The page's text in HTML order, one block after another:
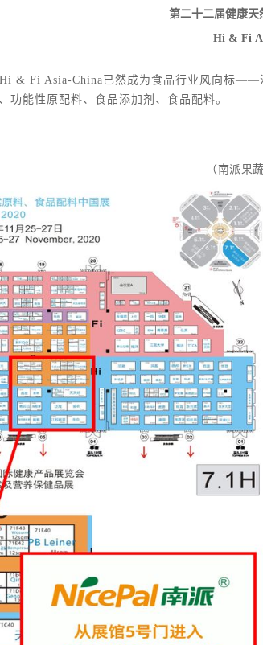
第二十二届健康天
Hi & Fi
& Fi Asia-China已然成为食品行业风向标
功能性原配料、食品添加剂、食品配料。
（南派果